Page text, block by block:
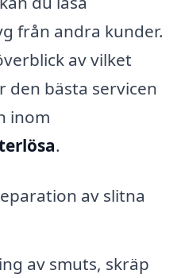
från andra kunder.
av vilket
bästa servicen
inom
.
av slitna
av smuts, skräp